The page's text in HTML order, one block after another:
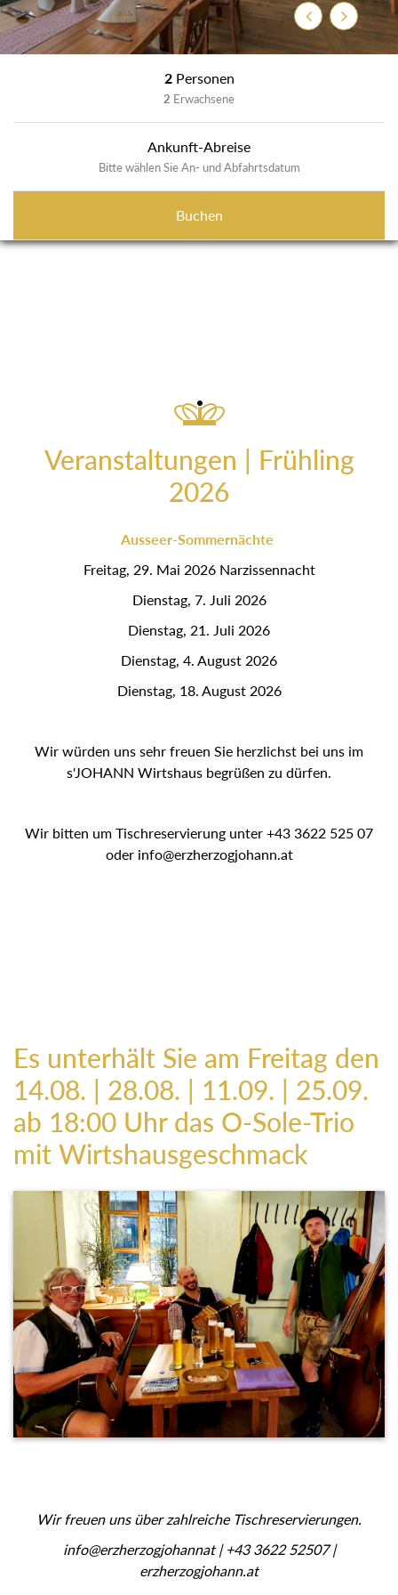
ZurückWeiter
2 Personen
2 Erwachsene
Ankunft-Abreise
Bitte wählen Sie An- und Abfahrtsdatum
Buchen
Veranstaltungen | Frühling
2026
Ausseer-Sommernächte
Freitag, 29. Mai 2026 Narzissennacht
Dienstag, 7. Juli 2026
Dienstag, 21. Juli 2026
Dienstag, 4. August 2026
Dienstag, 18. August 2026
Wir würden uns sehr freuen Sie herzlichst bei uns im
s'JOHANN Wirtshaus begrüßen zu dürfen.
Wir bitten um Tischreservierung unter +43 3622 525 07
oder info@erzherzogjohann.at
Es unterhält Sie am Freitag den
14.08. | 28.08. | 11.09. | 25.09.
ab 18:00 Uhr das O-Sole-Trio
mit Wirtshausgeschmack
Wir freuen uns über zahlreiche Tischreservierungen.
info@erzherzogjohannat | +43 3622 52507 |
erzherzogjohann.at